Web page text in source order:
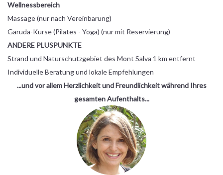
Wellnessbereich
Massage (nur nach Vereinbarung)
Garuda-Kurse (Pilates - Yoga) (nur mit Reservierung)
ANDERE PLUSPUNKTE
Strand und Naturschutzgebiet des Mont Salva 1 km entfernt
Individuelle Beratung und lokale Empfehlungen
...und vor allem Herzlichkeit und Freundlichkeit während Ihres
gesamten Aufenthalts...